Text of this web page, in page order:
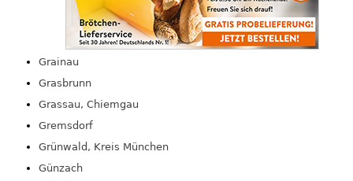
Grainau
Grasbrunn
Grassau, Chiemgau
Gremsdorf
Grünwald, Kreis München
Günzach